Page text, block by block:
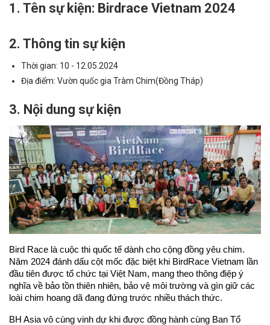
1. Tên sự kiện: Birdrace Vietnam 2024
2. Thông tin sự kiện
Thời gian: 10 - 12.05.2024
Địa điểm: Vườn quốc gia Tràm Chim(Đồng Tháp)
3. Nội dung sự kiện
Bird Race là cuộc thi quốc tế dành cho cộng đồng yêu chim.
Năm 2024 đánh dấu cột mốc đặc biệt khi BirdRace Vietnam lần
đầu tiên được tổ chức tại Việt Nam, mang theo thông điệp ý
nghĩa về bảo tồn thiên nhiên, bảo vệ môi trường và gìn giữ các
loài chim hoang dã đang đứng trước nhiều thách thức.
BH Asia vô cùng vinh dự khi được đồng hành cùng Ban Tổ